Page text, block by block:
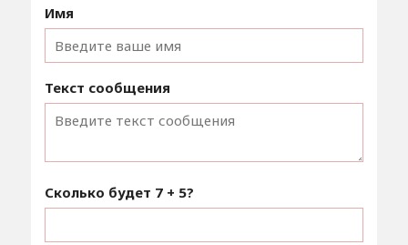
Имя
Текст сообщения
Сколько будет 7 + 5?